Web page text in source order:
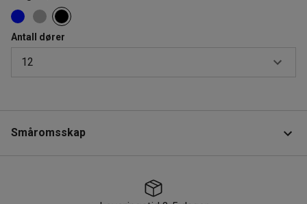
Antall dører
12
Småromsskap
Produktinformasjon